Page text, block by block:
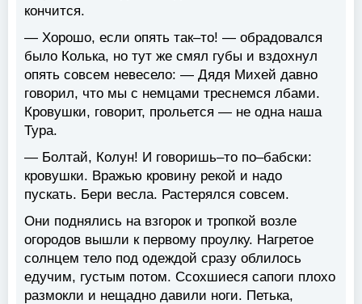
кончится.
— Хорошо, если опять так–то! — обрадовался
было Колька, но тут же смял губы и вздохнул
опять совсем невесело: — Дядя Михей давно
говорил, что мы с немцами треснемся лбами.
Кровушки, говорит, прольется — не одна наша
Тура.
— Болтай, Колун! И говоришь–то по–бабски:
кровушки. Вражью кровину рекой и надо
пускать. Бери весла. Растерялся совсем.
Они поднялись на взгорок и тропкой возле
огородов вышли к первому проулку. Нагретое
солнцем тело под одеждой сразу облилось
едучим, густым потом. Ссохшиеся сапоги плохо
размокли и нещадно давили ноги. Петька,